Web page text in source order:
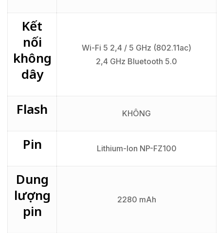
Kết
nối
không
dây
Wi-Fi 5 2,4 / 5 GHz (802.11ac)
2,4 GHz Bluetooth 5.0
Flash KHÔNG
Pin Lithium-Ion NP-FZ100
Dung
lượng
pin
2280 mAh